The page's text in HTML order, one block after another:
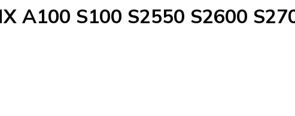
A100 S100 S2550 S2600